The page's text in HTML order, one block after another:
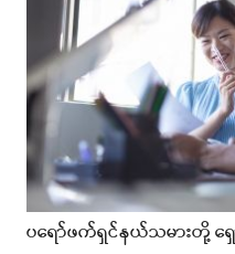
ပရော်ဖက်ရှင်နယ်သမားတို့ ရှ